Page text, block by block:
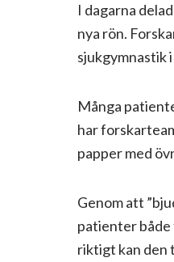
I dagarna
nya rön.
sjukgymnastik
Många
har
papper med
Genom att
patienter både
riktigt kan den